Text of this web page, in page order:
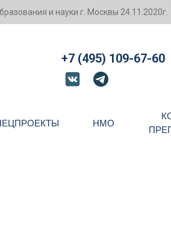
и науки г. Москвы 24.11.2020г.
НМО
+7 (495) 109-67-60